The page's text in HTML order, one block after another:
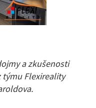
a zkušenosti
týmu Flexireality